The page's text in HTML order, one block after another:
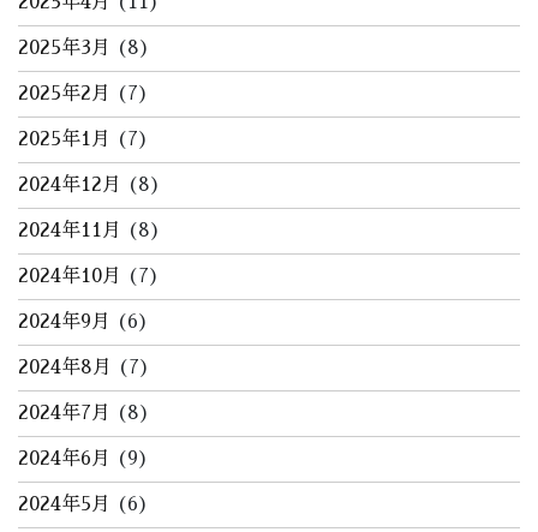
2025年3月 (8)
2025年2月 (7)
2025年1月 (7)
2024年12月 (8)
2024年11月 (8)
2024年10月 (7)
2024年9月 (6)
2024年8月 (7)
2024年7月 (8)
2024年6月 (9)
2024年5月 (6)